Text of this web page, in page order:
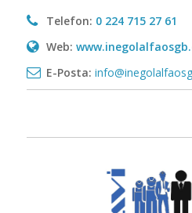
Telefon: 0 224 715 27 61
Web:
E-Posta: